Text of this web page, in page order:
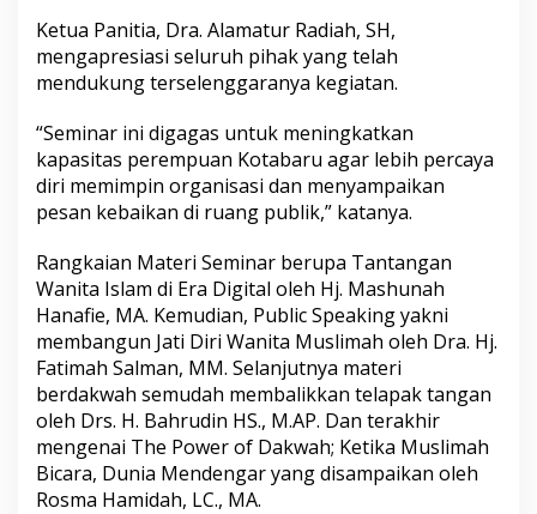
Ketua Panitia, Dra. Alamatur Radiah, SH,
mengapresiasi seluruh pihak yang telah
mendukung terselenggaranya kegiatan.
“Seminar ini digagas untuk meningkatkan
kapasitas perempuan Kotabaru agar lebih percaya
diri memimpin organisasi dan menyampaikan
pesan kebaikan di ruang publik,” katanya.
Rangkaian Materi Seminar berupa Tantangan
Wanita Islam di Era Digital oleh Hj. Mashunah
Hanafie, MA. Kemudian, Public Speaking yakni
membangun Jati Diri Wanita Muslimah oleh Dra. Hj.
Fatimah Salman, MM. Selanjutnya materi
berdakwah semudah membalikkan telapak tangan
oleh Drs. H. Bahrudin HS., M.AP. Dan terakhir
mengenai The Power of Dakwah; Ketika Muslimah
Bicara, Dunia Mendengar yang disampaikan oleh
Rosma Hamidah, LC., MA.